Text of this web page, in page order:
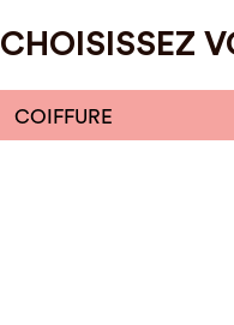
CHOISISSEZ
COIFFURE